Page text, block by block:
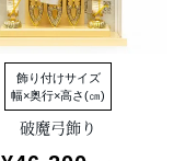
飾り付けサイズ
幅×奥行×高さ(㎝)
破魔弓飾り